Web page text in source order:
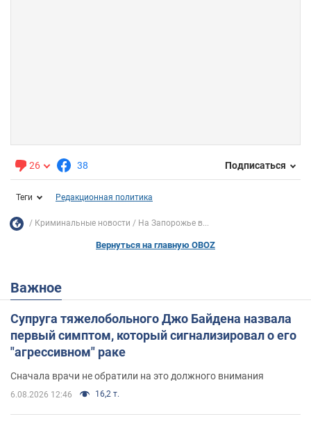
26 38 Подписаться
Теги Редакционная политика
Криминальные новости На Запорожье в...
Вернуться на главную OBOZ
Важное
Супруга тяжелобольного Джо Байдена назвала
первый симптом, который сигнализировал о его
"агрессивном" раке
Сначала врачи не обратили на это должного внимания
6.08.2026 12:46 16,2 т.